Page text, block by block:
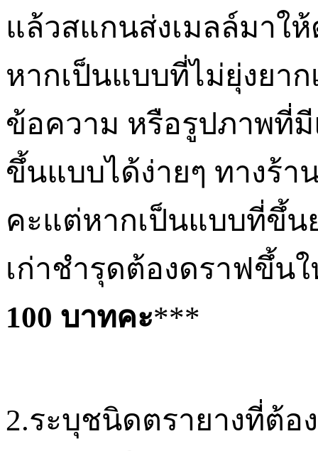
แล้วสแกนส่งเมลล์มาใ
หากเป็นแบบที่ไม่ยุ่งยา
ข้อความ หรือรูปภาพที่
ขึ้นแบบได้ง่ายๆ ทางร้
คะแต่หากเป็นแบบที่ขึ้น
เก่าชำรุดต้องดราฟขึ้น
100 บาทคะ***
2.ระบุชนิดตรายางที่ต้อ